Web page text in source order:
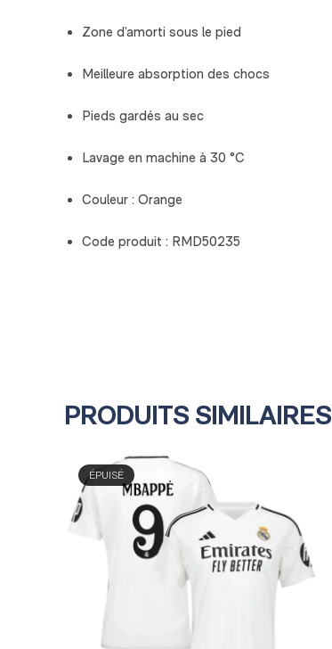
Zone d’amorti sous le pied
Meilleure absorption des chocs
Pieds gardés au sec
Lavage en machine à 30 °C
Couleur : Orange
Code produit : RMD50235
PRODUITS SIMILAIRES
ÉPUISÉ